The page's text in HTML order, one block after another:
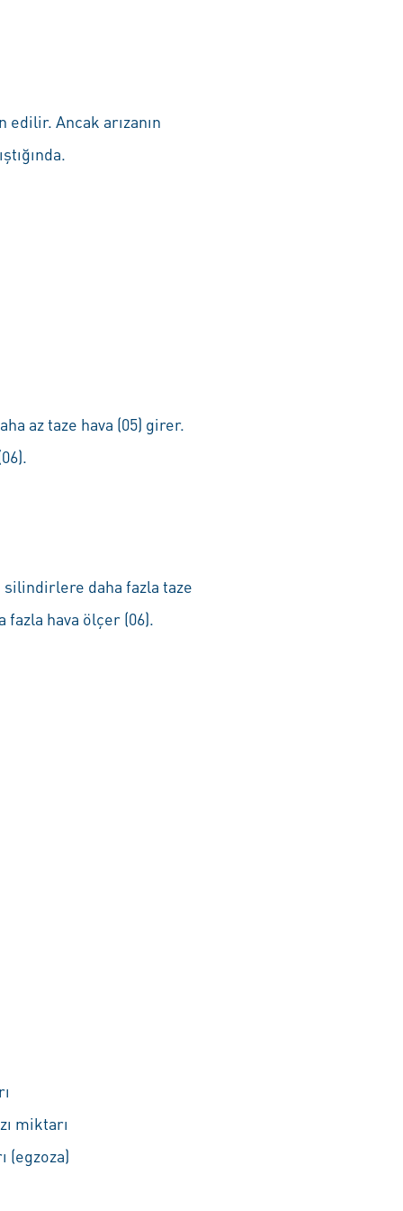
Ancak arızanın
az taze hava (05) girer.
silindirlere daha fazla taze
hava ölçer (06).
miktarı
(egzoza)